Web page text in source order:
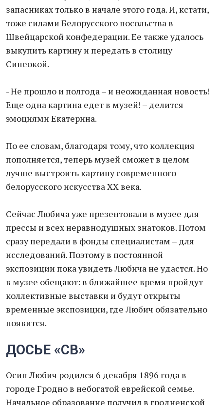
запасниках только в начале этого года. И, кстати,
тоже силами Белорусского посольства в
Швейцарской конфедерации. Ее также удалось
выкупить картину и передать в столицу
Синеокой.
- Не прошло и полгода – и неожиданная новость!
Еще одна картина едет в музей! – делится
эмоциями Екатерина.
По ее словам, благодаря тому, что коллекция
пополняется, теперь музей сможет в целом
лучше выстроить картину современного
белорусского искусства XX века.
Сейчас Любича уже презентовали в музее для
прессы и всех неравнодушных знатоков. Потом
сразу передали в фонды специалистам – для
исследований. Поэтому в постоянной
экспозиции пока увидеть Любича не удастся. Но
в музее обещают: в ближайшее время пройдут
коллективные выставки и будут открыты
временные экспозиции, где Любич обязательно
появится.
ДОСЬЕ «СВ»
Осип Любич родился 6 декабря 1896 года в
городе Гродно в небогатой еврейской семье.
Начальное образование получил в гродненской